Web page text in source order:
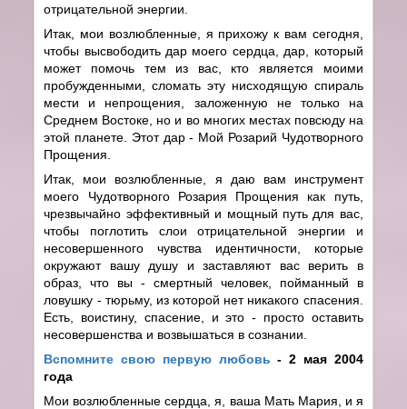
отрицательной энергии.
Итак, мои возлюбленные, я прихожу к вам сегодня,
чтобы высвободить дар моего сердца, дар, который
может помочь тем из вас, кто является моими
пробужденными, сломать эту нисходящую спираль
мести и непрощения, заложенную не только на
Среднем Востоке, но и во многих местах повсюду на
этой планете. Этот дар - Мой Розарий Чудотворного
Прощения.
Итак, мои возлюбленные, я даю вам инструмент
моего Чудотворного Розария Прощения как путь,
чрезвычайно эффективный и мощный путь для вас,
чтобы поглотить слои отрицательной энергии и
несовершенного чувства идентичности, которые
окружают вашу душу и заставляют вас верить в
образ, что вы - смертный человек, пойманный в
ловушку - тюрьму, из которой нет никакого спасения.
Есть, воистину, спасение, и это - просто оставить
несовершенства и возвышаться в сознании.
Вспомните свою первую любовь - 2 мая 2004
года
Мои возлюбленные сердца, я, ваша Мать Мария, и я